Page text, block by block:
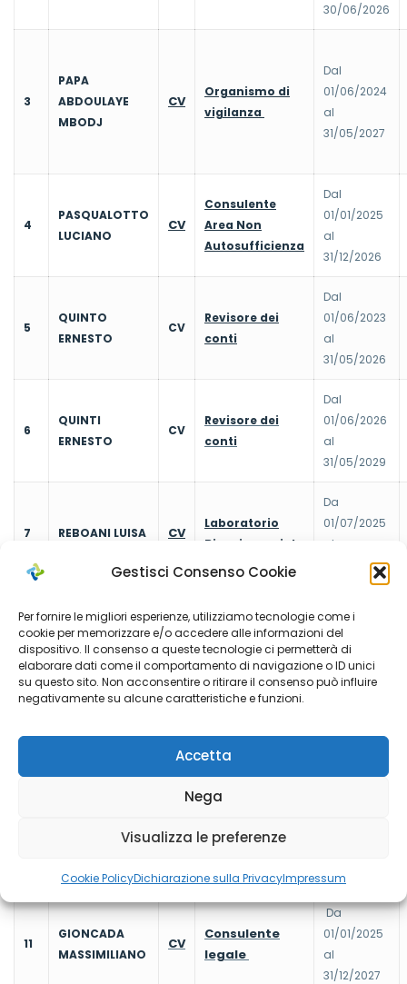
Gestisci Consenso Cookie
Per fornire le migliori esperienze, utilizziamo tecnologie come i
cookie per memorizzare e/o accedere alle informazioni del
dispositivo. Il consenso a queste tecnologie ci permetterà di
elaborare dati come il comportamento di navigazione o ID unici
su questo sito. Non acconsentire o ritirare il consenso può influire
negativamente su alcune caratteristiche e funzioni.
Accetta
Nega
Visualizza le preferenze
Cookie PolicyDichiarazione sulla PrivacyImpressum
30/06/2026
3
PAPA
ABDOULAYE
MBODJ
CV
Organismo di
vigilanza
Dal
01/06/2024
al
31/05/2027
4
PASQUALOTTO
LUCIANO
CV
Consulente
Area Non
Autosufficienza
Dal
01/01/2025
al
31/12/2026
5
QUINTO
ERNESTO
CV
Revisore dei
conti
Dal
01/06/2023
al
31/05/2026
6
QUINTI
ERNESTO
CV
Revisore dei
conti
Dal
01/06/2026
al
31/05/2029
7 REBOANI LUISA CV
Laboratorio
Biopsicosociale
Da
01/07/2025
al
30/06/2026
8 SIAM CV RSPP
01/01/2024
al
31/12/2026
9 CV DPO
30/06/2027
CV
Progetto
Outsiders 9
11
GIONCADA
MASSIMILIANO
CV
Consulente
legale
Da
01/01/2025
al
31/12/2027